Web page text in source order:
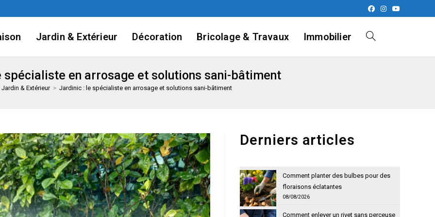
Jardin & Extérieur Décoration Bricolage & Travaux Immobilier Toggle
spécialiste en arrosage et solutions sani-bâtiment
Jardin & Extérieur > Jardinic : le spécialiste en arrosage et solutions sani-bâtiment
Derniers articles
Comment planter des bulbes pour des
floraisons éclatantes
08/08/2026
Comment enlever un rivet sans perceuse